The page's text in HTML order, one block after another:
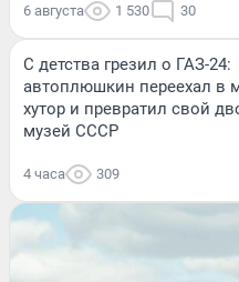
6 августа 1 530 30
С детства грезил о ГАЗ-24:
автоплюшкин переехал в
хутор и превратил свой
музей СССР
4 часа 309